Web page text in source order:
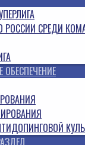
РОССИИ СРЕДИ